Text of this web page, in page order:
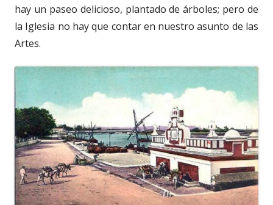
hay un paseo delicioso, plantado de árboles; pero de
la Iglesia no hay que contar en nuestro asunto de las
Artes.